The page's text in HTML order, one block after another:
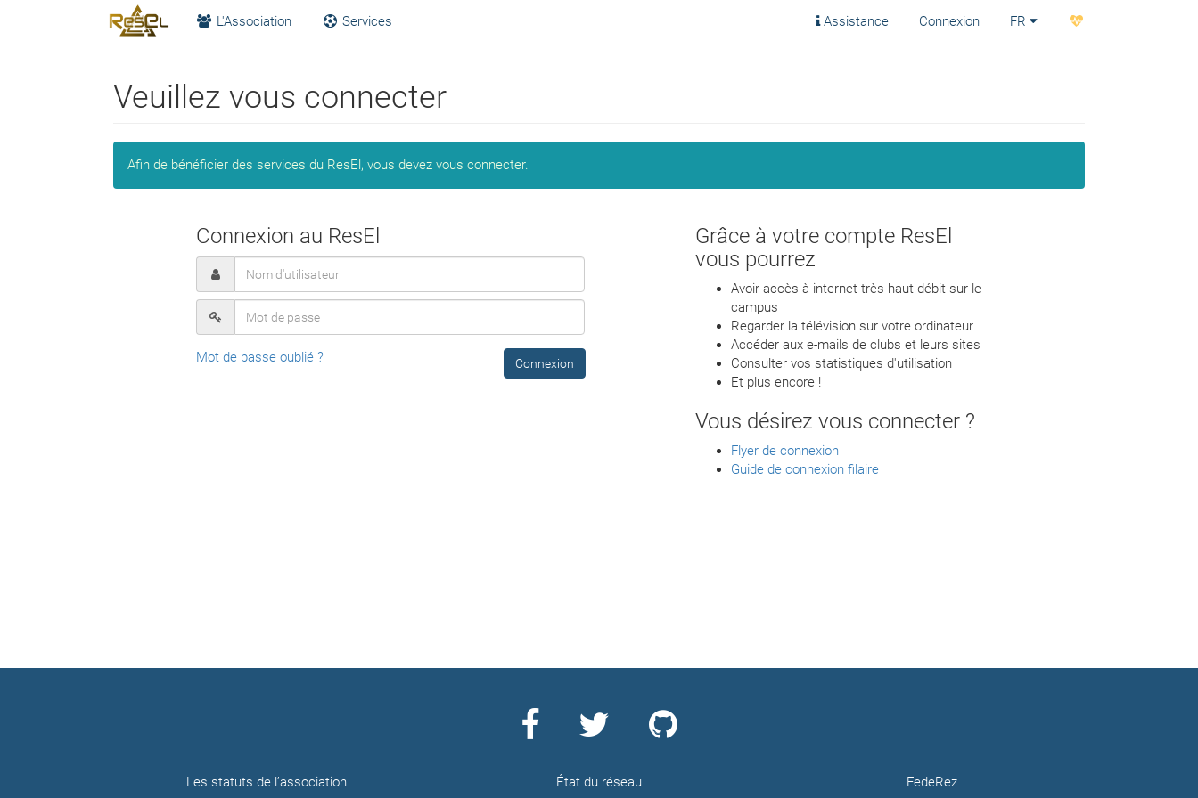
L'Association Services Assistance Connexion FR
Veuillez vous connecter
Afin de bénéficier des services du ResEl, vous devez vous connecter.
Connexion au ResEl
Mot de passe oublié ? Connexion
Grâce à votre compte ResEl
vous pourrez
Avoir accès à internet très haut débit sur le
campus
Regarder la télévision sur votre ordinateur
Accéder aux e-mails de clubs et leurs sites
Consulter vos statistiques d'utilisation
Et plus encore !
Vous désirez vous connecter ?
Flyer de connexion
Guide de connexion filaire
Les statuts de l’association
État du réseau
FedeRez